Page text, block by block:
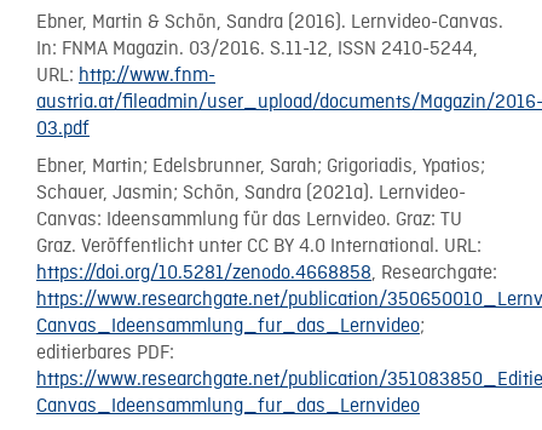
Ebner, Martin & Schön, Sandra (2016). Lernvideo-Canvas.
In: FNMA Magazin. 03/2016. S.11-12, ISSN 2410-5244,
URL: http://www.fnm-
austria.at/fileadmin/user_upload/documents/Magazin/2016-
03.pdf
Ebner, Martin; Edelsbrunner, Sarah; Grigoriadis, Ypatios;
Schauer, Jasmin; Schön, Sandra (2021a). Lernvideo-
Canvas: Ideensammlung für das Lernvideo. Graz: TU
Graz. Veröffentlicht unter CC BY 4.0 International. URL:
https://doi.org/10.5281/zenodo.4668858, Researchgate:
https://www.researchgate.net/publication/
Canvas_Ideensammlung_fur_das_Lernvideo;
editierbares PDF:
https://www.researchgate.net/publication/
Canvas_Ideensammlung_fur_das_Lernvideo